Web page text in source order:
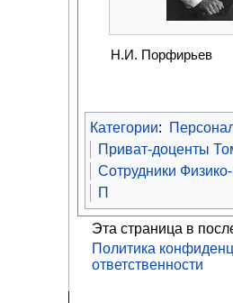
Н.И. Порфирьев
Категории:
Приват-доценты
Сотрудники
П
Эта страница в
Политика
ответственности